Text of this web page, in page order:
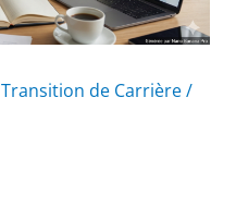
Transition de Carrière/